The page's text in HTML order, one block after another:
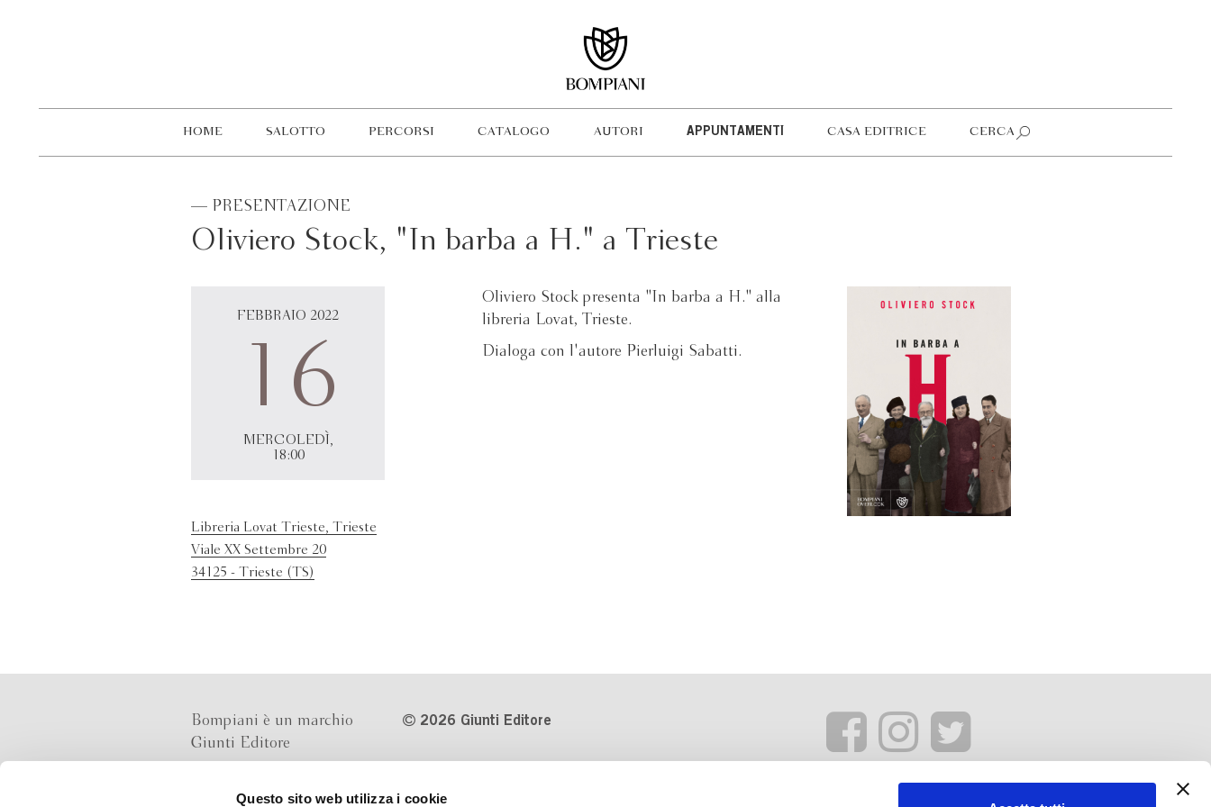
Questo sito web utilizza i cookie
HOME SALOTTO PERCORSI CATALOGO AUTORI APPUNTAMENTI CASA EDITRICE CERCA
— PRESENTAZIONE
Oliviero Stock, "In barba a H." a Trieste
FEBBRAIO 2022
16
MERCOLEDÌ,
18:00
Libreria Lovat Trieste, Trieste
Viale XX Settembre 20
34125 - Trieste (TS)
Oliviero Stock presenta "In barba a H." alla
libreria Lovat, Trieste.
Dialoga con l'autore Pierluigi Sabatti.
Bompiani è un marchio
Giunti Editore
2026 Giunti Editore